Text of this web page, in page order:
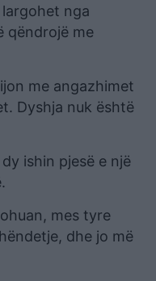
nga
qëndrojë me
me angazhimet
Dyshja nuk është
ishin pjesë e një
mes tyre
dhe jo më